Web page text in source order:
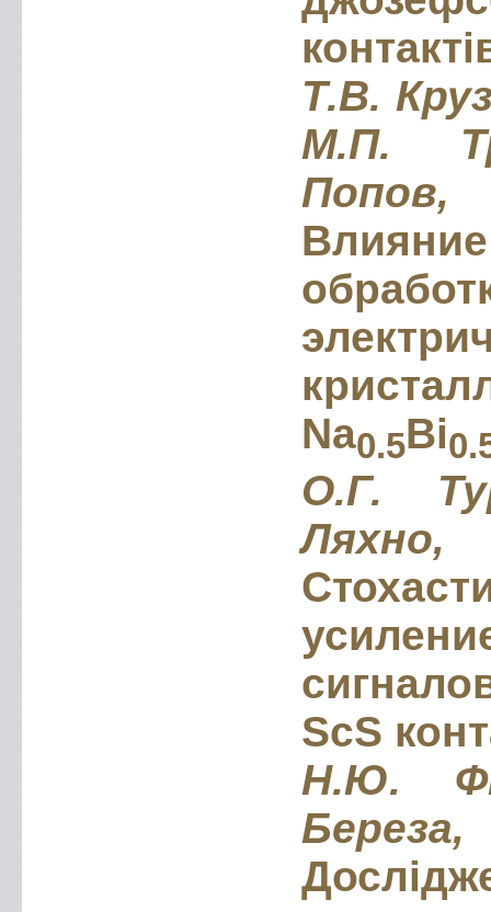
Т.В.
М.П.
Na0.5Bi
О.Г.
ScS
Н.Ю.